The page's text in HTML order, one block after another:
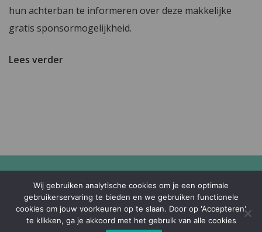
hun achterban te informeren over deze makkelijke
gratis sponsormogelijkheid.
Lees verder
© SponsorKliks 2011-2026
Wij gebruiken analytische cookies om je een optimale
gebruikerservaring te bieden en we gebruiken functionele
cookies om jouw voorkeuren op te slaan. Door op 'Accepteren'
te klikken, ga je akkoord met het gebruik van alle cookies